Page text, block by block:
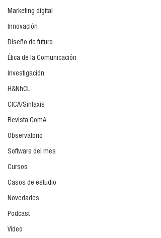
Marketing digital
Innovación
Diseño de futuro
Ética de la Comunicación
Investigación
H&NhCL
CICA/Sintaxis
Revista ComA
Observatorio
Software del mes
Cursos
Casos de estudio
Novedades
Podcast
Video